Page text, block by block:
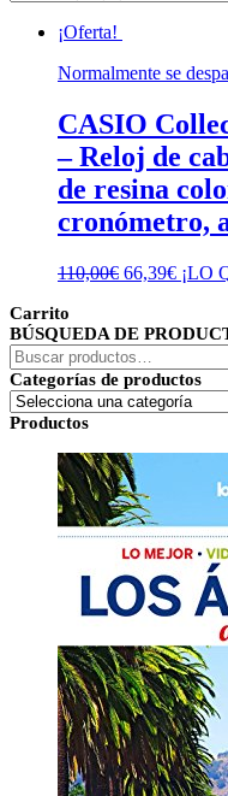
¡Oferta!
Normalmente se
CASIO
– Reloj de
de resina
cronómetro,
110,00€ El
era:
110,00€.
66,39€El
es:
¡LO
Carrito
BÚSQUEDA DE
Buscar
por:
Categorías de productos
Productos